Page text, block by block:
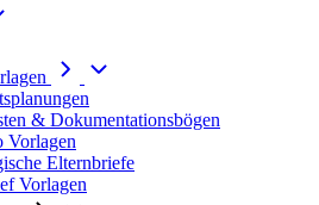
& Dokumentationsbögen
Vorlagen
Elternbriefe
Vorlagen